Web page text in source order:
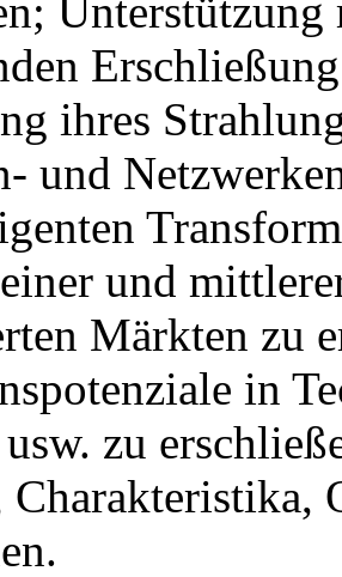
ihres
und
und
Märkten zu
in
zu